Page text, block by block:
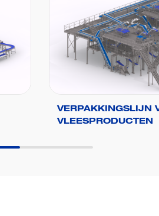
VERPAKKINGSLIJN
VLEESPRODUCTEN